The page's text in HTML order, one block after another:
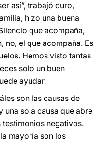
así”, trabajó duro,
hizo una buena
que acompaña,
no, el que acompaña. Es
Hemos visto tantas
solo un buen
ayudar.
son las causas de
una sola causa que abre
testimonios negativos.
mayoría son los